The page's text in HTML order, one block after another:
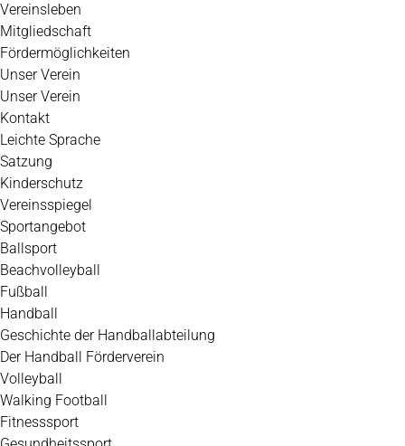
Vereinsleben
Mitgliedschaft
Fördermöglichkeiten
Unser Verein
Unser Verein
Kontakt
Leichte Sprache
Satzung
Kinderschutz
Vereinsspiegel
Sportangebot
Ballsport
Beachvolleyball
Fußball
Handball
Geschichte der Handballabteilung
Der Handball Förderverein
Volleyball
Walking Football
Fitnesssport